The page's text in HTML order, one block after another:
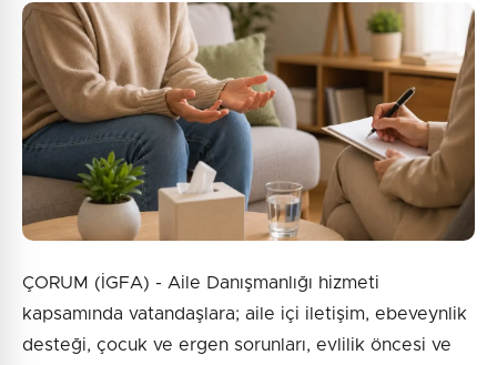
ÇORUM (İGFA) - Aile Danışmanlığı hizmeti
kapsamında vatandaşlara; aile içi iletişim, ebeveynlik
desteği, çocuk ve ergen sorunları, evlilik öncesi ve